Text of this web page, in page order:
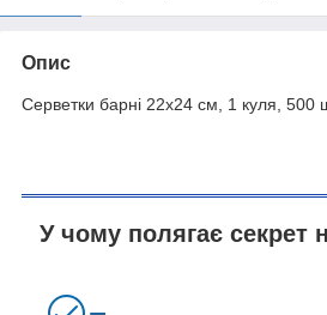
Опис
Серветки барні 22х24 см, 1 куля, 500
У чому полягає секрет